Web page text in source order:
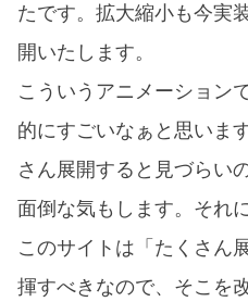
たです。拡大縮小も今実
開いたします。
こういうアニメーション
的にすごいなぁと思いま
さん展開すると見づらい
面倒な気もします。それ
このサイトは「たくさん
揮すべきなので、そこを